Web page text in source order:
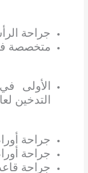
جراحة
متخصصة
الأولى
التدخين لعام
جراحة
جراحة
جراحة